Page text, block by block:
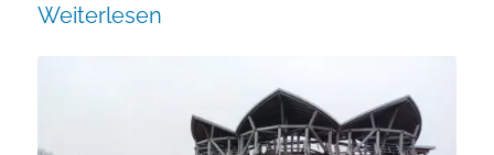
Weiterlesen